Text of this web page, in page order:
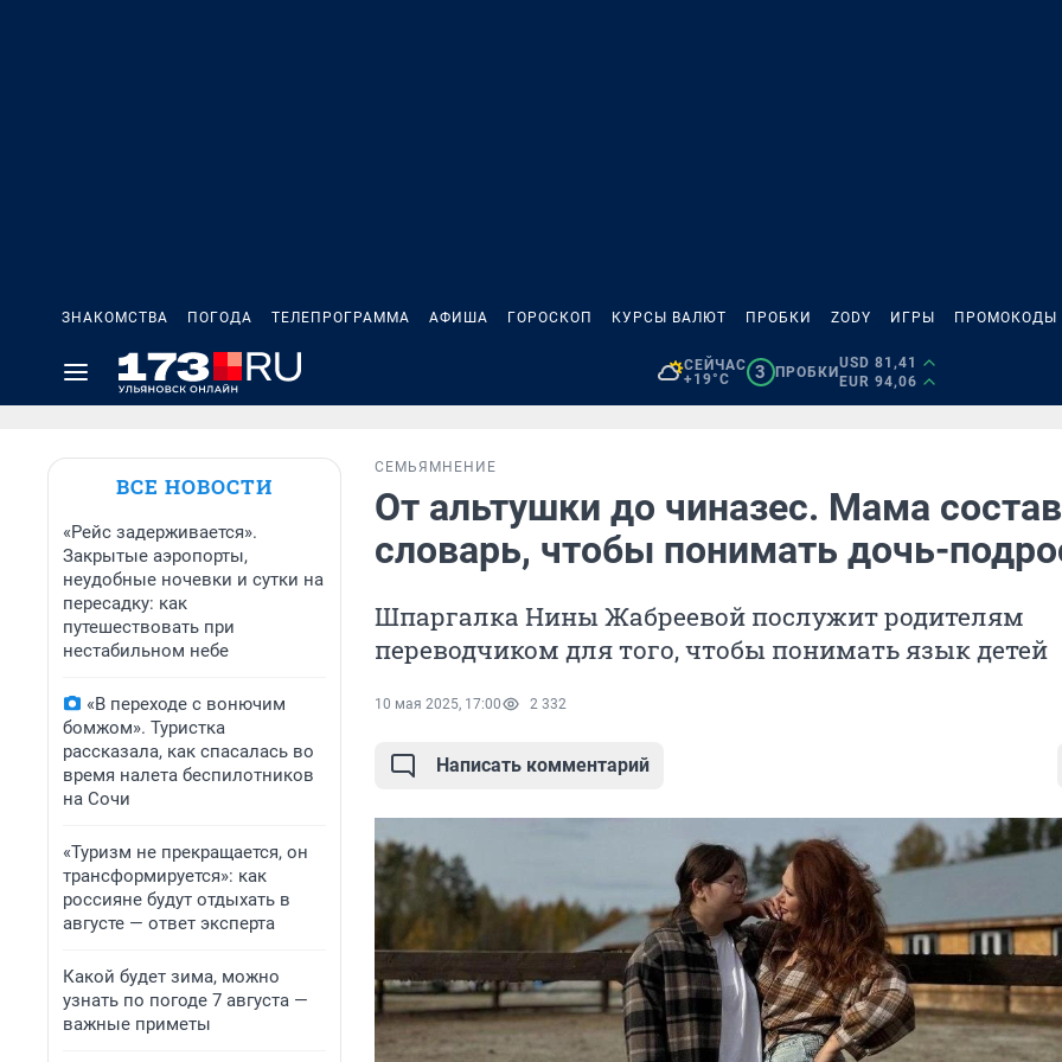
ЗНАКОМСТВА ПОГОДА ТЕЛЕПРОГРАММА АФИША ГОРОСКОП КУРСЫ ВАЛЮТ ПРОБКИ ZODY ИГРЫ ПРОМОКОДЫ
СЕЙЧАС
+19°C
3 ПРОБКИ
USD 81,41
EUR 94,06
ВСЕ НОВОСТИ
«Рейс задерживается».
Закрытые аэропорты,
неудобные ночевки и сутки на
пересадку: как
путешествовать при
нестабильном небе
«В переходе с вонючим
бомжом». Туристка
рассказала, как спасалась во
время налета беспилотников
на Сочи
«Туризм не прекращается, он
трансформируется»: как
россияне будут отдыхать в
августе — ответ эксперта
Какой будет зима, можно
узнать по погоде 7 августа —
важные приметы
СЕМЬЯ МНЕНИЕ
От альтушки до чиназес. Мама
словарь, чтобы понимать дочь-
Шпаргалка Нины Жабреевой послужит родителям
переводчиком для того, чтобы понимать язык детей
10 мая 2025, 17:00 2 332
Написать комментарий